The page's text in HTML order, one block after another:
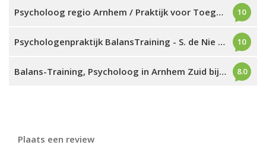
Psycholoog regio Arnhem / Praktijk voor Toegepaste Psychologie 10
Psychologenpraktijk BalansTraining - S. de Nie (Arnhem) 10
Balans-Training, Psycholoog in Arnhem Zuid bij Stress en Burn-out 8.0
Plaats een review